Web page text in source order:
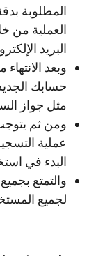
المطلوبة
العملية من
البريد
وبعد
حسابك
مثل جواز
ومن ثم
عملية
البدء في
والتمتع
لجميع